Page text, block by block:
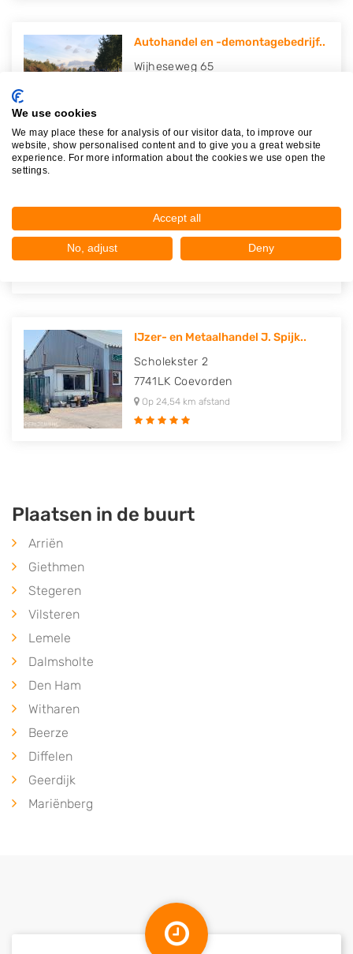
Autohandel en -demontagebedrijf..
Wijheseweg 65
De Steenberg 5
7678CN Geesteren
IJzer- en Metaalhandel J. Spijk..
Scholekster 2
7741LK Coevorden
Op 24,54 km afstand
Plaatsen in de buurt
Arriën
Giethmen
Stegeren
Vilsteren
Lemele
Dalmsholte
Den Ham
Witharen
Beerze
Diffelen
Geerdijk
Mariënberg
We use cookies
We may place these for analysis of our visitor data, to improve our
website, show personalised content and to give you a great website
experience. For more information about the cookies we use open the
settings.
Accept all
No, adjust Deny